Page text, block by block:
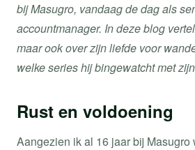
bij Masugro, vandaag de dag als
accountmanager. In deze blog
maar ook over zijn liefde voor
welke series hij bingewatcht met
Rust en voldoening
Aangezien ik al 16 jaar bij Masugro